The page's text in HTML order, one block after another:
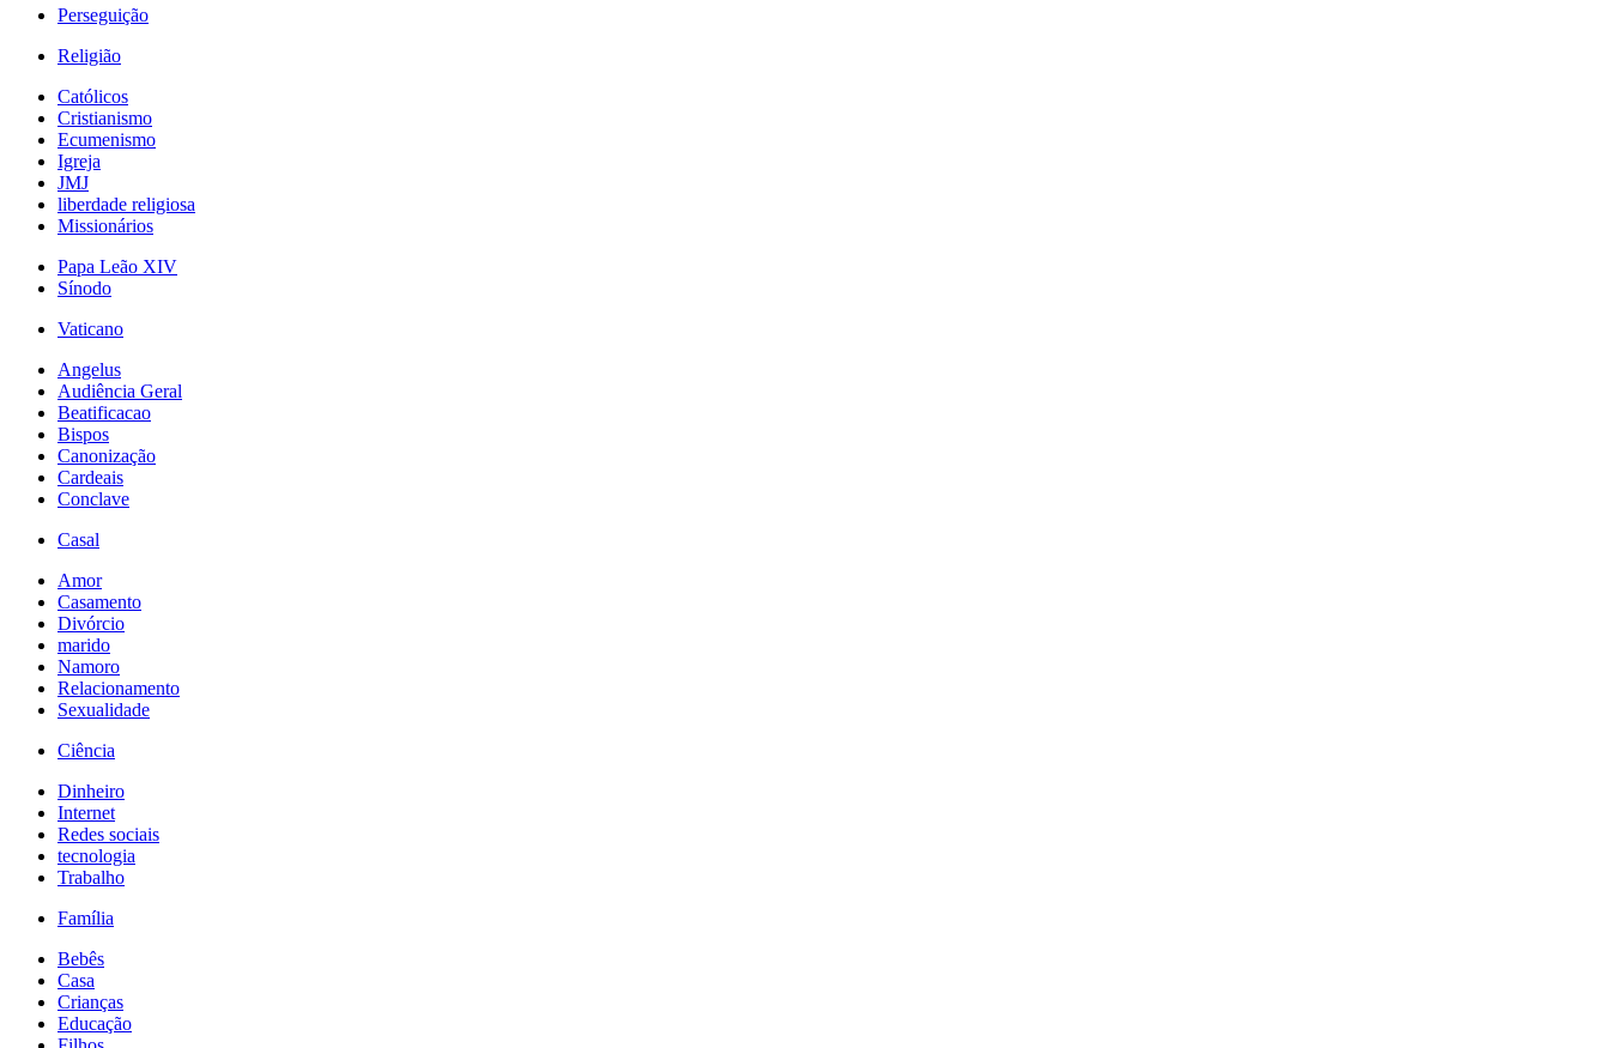
Perseguição
Religião
Católicos
Cristianismo
Ecumenismo
Igreja
JMJ
liberdade religiosa
Missionários
Papa Leão XIV
Sínodo
Vaticano
Angelus
Audiência Geral
Beatificacao
Bispos
Canonização
Cardeais
Conclave
Casal
Amor
Casamento
Divórcio
marido
Namoro
Relacionamento
Sexualidade
Ciência
Dinheiro
Internet
Redes sociais
tecnologia
Trabalho
Família
Bebês
Casa
Crianças
Educação